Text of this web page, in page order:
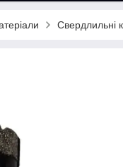
Свердлильні